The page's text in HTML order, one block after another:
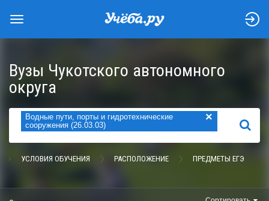
Вузы Чукотского автономного
округа
Водные пути, порты и гидротехнические
сооружения (26.03.03)
×
НАЙТИ
УСЛОВИЯ ОБУЧЕНИЯ РАСПОЛОЖЕНИЕ ПРЕДМЕТЫ ЕГЭ